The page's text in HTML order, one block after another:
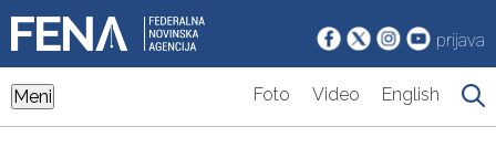
prijava
Meni Foto Video English